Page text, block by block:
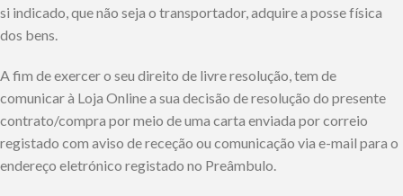
si indicado, que não seja o transportador, adquire a posse física
dos bens.
A fim de exercer o seu direito de livre resolução, tem de
comunicar à Loja Online a sua decisão de resolução do presente
contrato/compra por meio de uma carta enviada por correio
registado com aviso de receção ou comunicação via e-mail para o
endereço eletrónico registado no Preâmbulo.